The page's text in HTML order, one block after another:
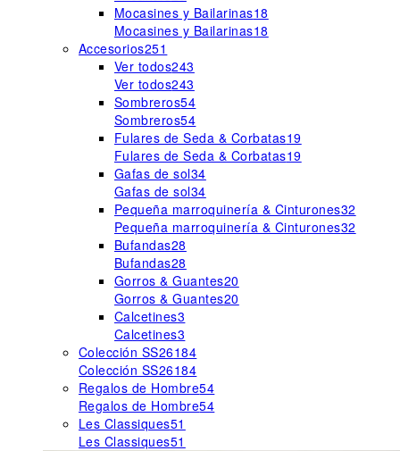
Mocasines y Bailarinas18
Mocasines y Bailarinas18
Accesorios251
Ver todos243
Ver todos243
Sombreros54
Sombreros54
Fulares de Seda & Corbatas19
Fulares de Seda & Corbatas19
Gafas de sol34
Gafas de sol34
Pequeña marroquinería & Cinturones32
Pequeña marroquinería & Cinturones32
Bufandas28
Bufandas28
Gorros & Guantes20
Gorros & Guantes20
Calcetines3
Calcetines3
Colección SS26184
Colección SS26184
Regalos de Hombre54
Regalos de Hombre54
Les Classiques51
Les Classiques51